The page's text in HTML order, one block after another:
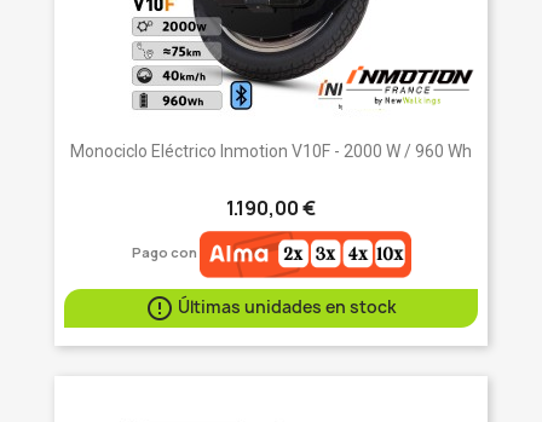
Monociclo Eléctrico Inmotion V10F - 2000 W / 960 Wh
1.190,00 €
Pago con
 Últimas unidades en stock